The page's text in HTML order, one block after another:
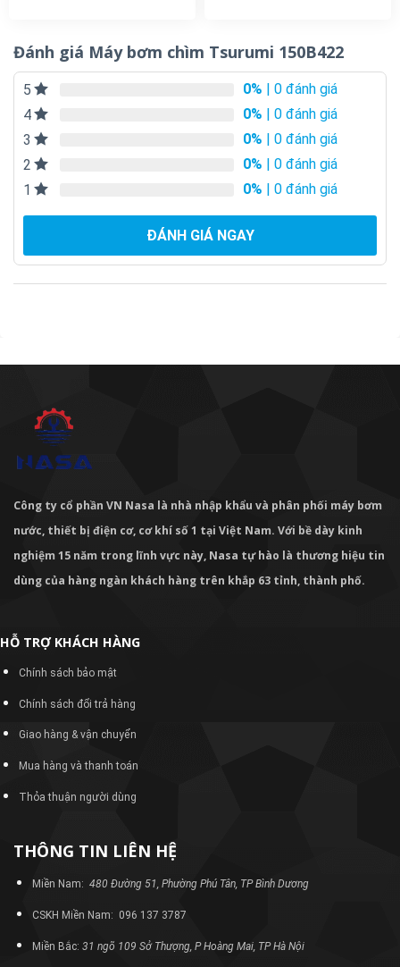
Đánh giá Máy bơm chìm Tsurumi 150B422
5 0% | 0 đánh giá
4
0% | 0 đánh giá
3
0% | 0 đánh giá
2
0% | 0 đánh giá
1
0% | 0 đánh giá
ĐÁNH GIÁ NGAY
Công ty cổ phần VN Nasa là nhà nhập khẩu và phân phối máy bơm
nước, thiết bị điện cơ, cơ khí số 1 tại Việt Nam. Với bề dày kinh
nghiệm 15 năm trong lĩnh vực này, Nasa tự hào là thương hiệu tin
dùng của hàng ngàn khách hàng trên khắp 63 tỉnh, thành phố.
HỖ TRỢ KHÁCH HÀNG
Chính sách bảo mật
Chính sách đổi trả hàng
Giao hàng & vận chuyển
Mua hàng và thanh toán
Thỏa thuận người dùng
THÔNG TIN LIÊN HỆ
Miền Nam: 480 Đường 51, Phường Phú Tân, TP Bình Dương
CSKH Miền Nam: 096 137 3787
Miền Bắc: 31 ngõ 109 Sở Thượng, P Hoàng Mai, TP Hà Nội